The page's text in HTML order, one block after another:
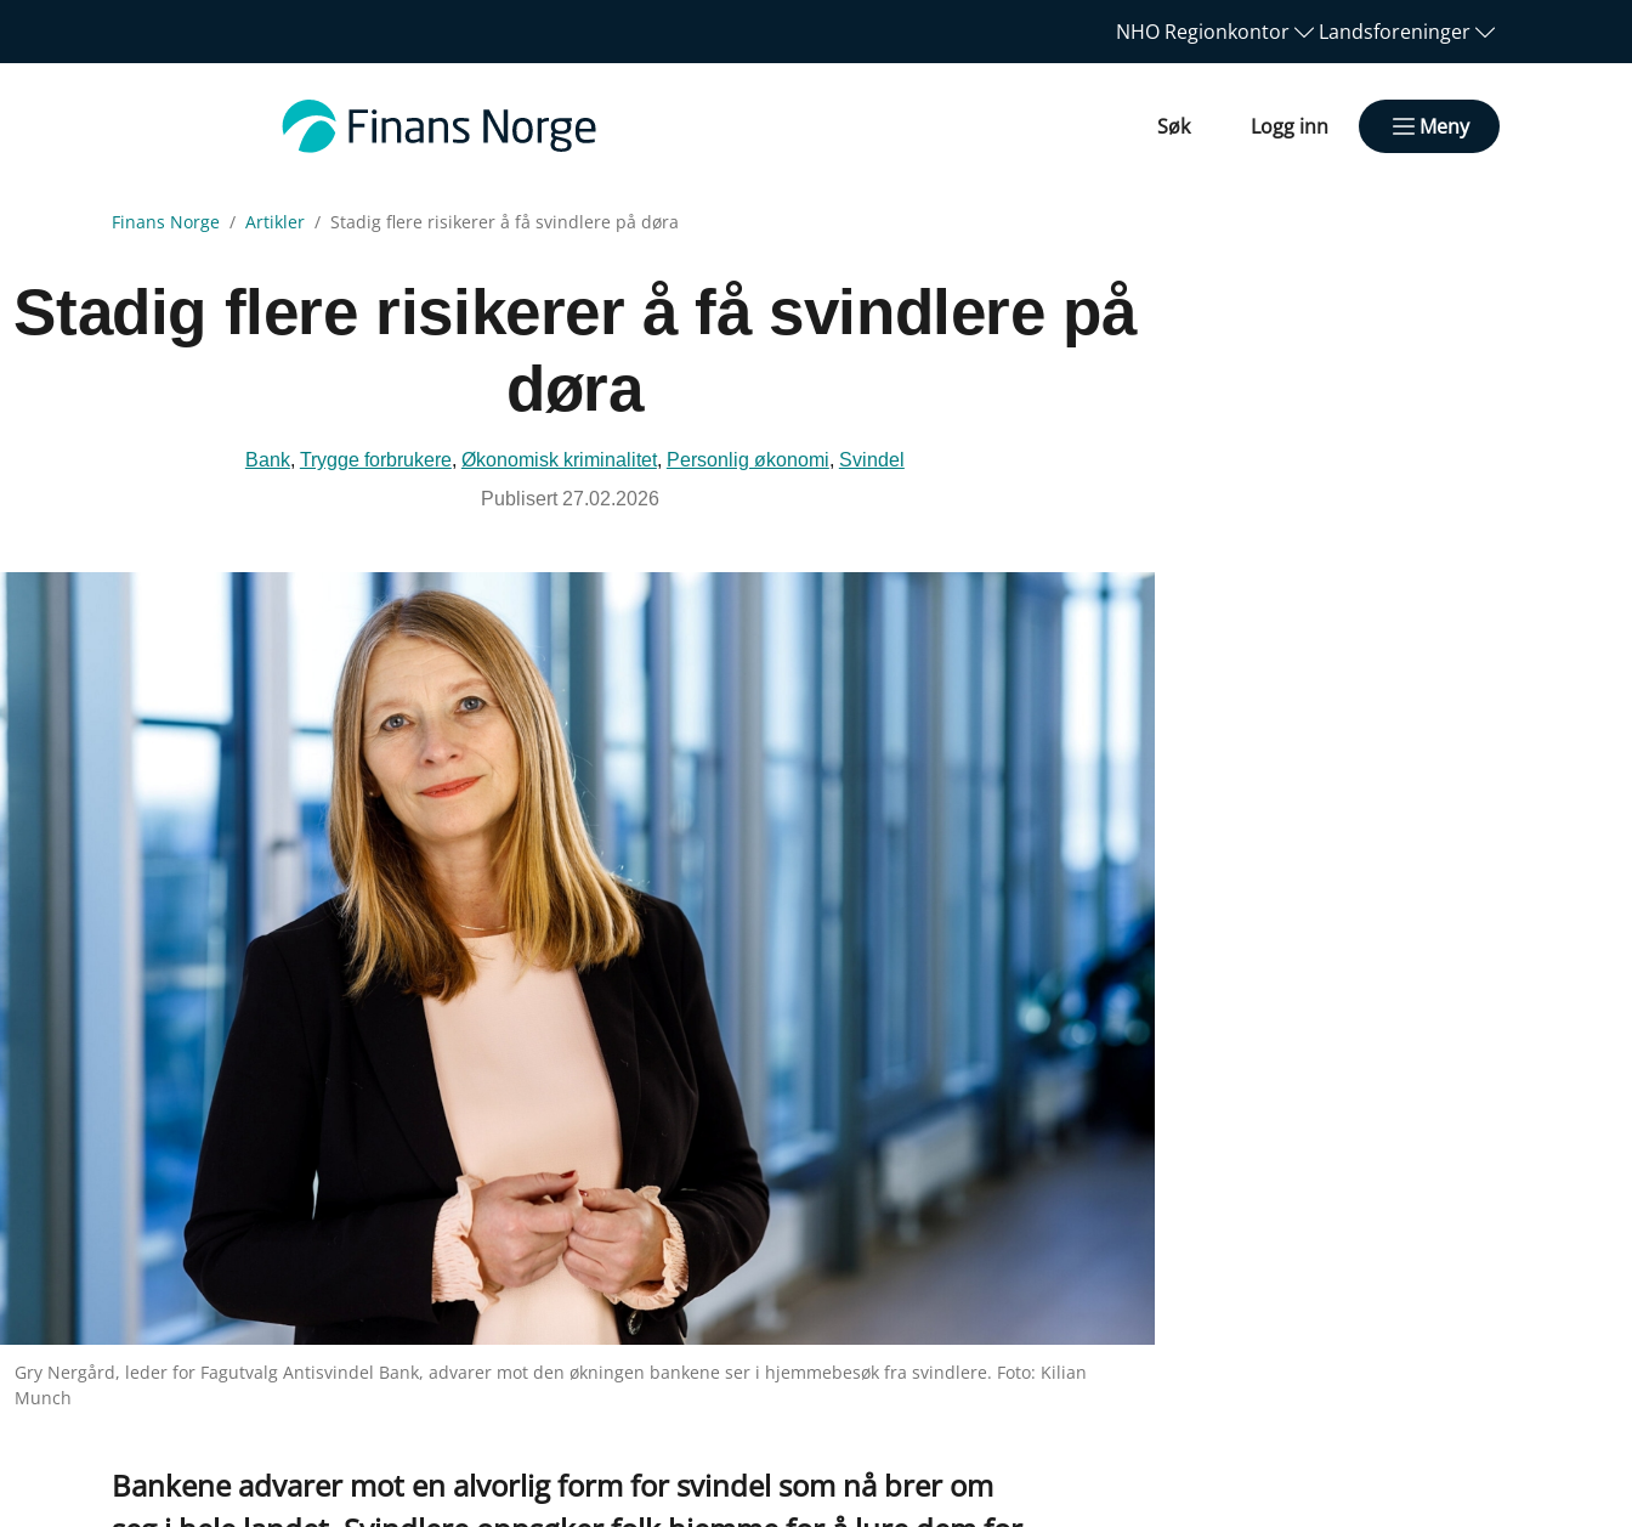
NHO Regionkontor Landsforeninger
Søk Logg inn Meny
Finans Norge Artikler Stadig flere risikerer å få svindlere på døra
Stadig flere risikerer å få svindlere på
døra
Bank, Trygge forbrukere, Økonomisk kriminalitet, Personlig økonomi, Svindel
Publisert 27.02.2026
Gry Nergård, leder for Fagutvalg Antisvindel Bank, advarer mot den økningen bankene ser i hjemmebesøk fra svindlere. Foto: Kilian
Munch
Bankene advarer mot en alvorlig form for svindel som nå brer om